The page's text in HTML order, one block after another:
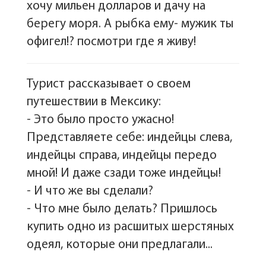
хочу мильен долларов и дачу на
берегу моря. А рыбка ему- мужик ты
офигел!? посмотри где я живу!
Турист рассказывает о своем
путешествии в Мексику:
- Это было просто ужасно!
Представляете себе: индейцы слева,
индейцы справа, индейцы передо
мной! И даже сзади тоже индейцы!
- И что же вы сделали?
- Что мне было делать? Пришлось
купить одно из расшитых шерстяных
одеял, которые они предлагали...